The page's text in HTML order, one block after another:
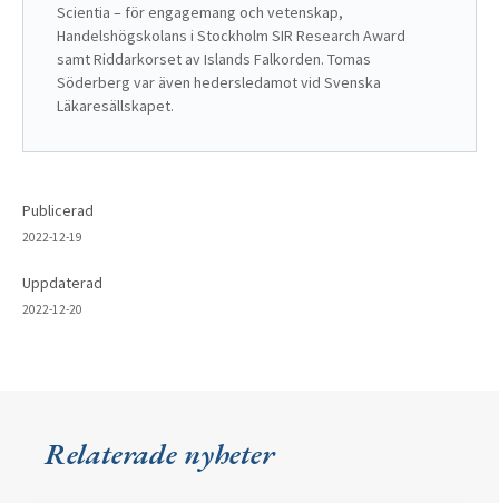
Publicerad
2022-12-19
Uppdaterad
2022-12-20
Scientia – för engagemang och vetenskap,
Handelshögskolans i Stockholm SIR Research Award
samt Riddarkorset av Islands Falkorden. Tomas
Söderberg var även hedersledamot vid Svenska
Läkaresällskapet.
Relaterade nyheter